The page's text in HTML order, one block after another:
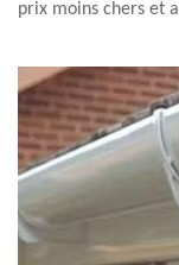
prix moins chers et